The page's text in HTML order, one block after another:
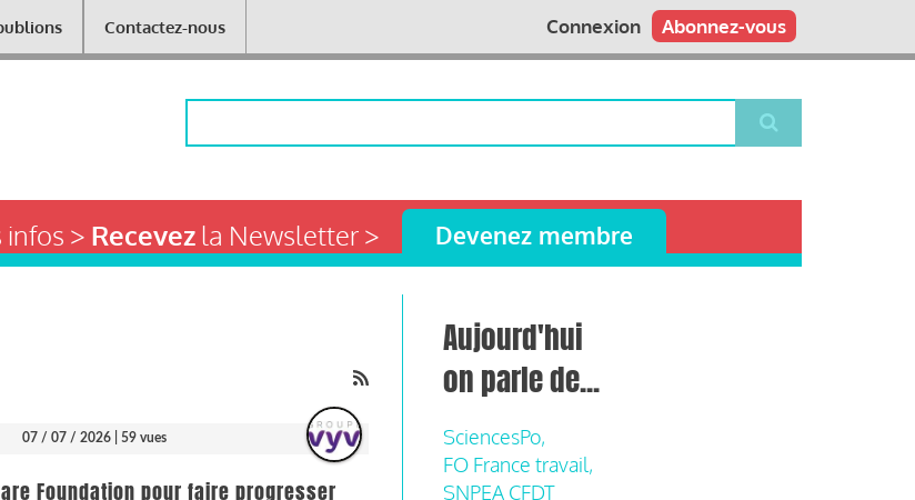
Contactez-nous Abonnez-vous
Connexion
> Recevezla Newsletter > Devenez membre
07 / 07 / 2026 | 59 vues
Foundation pour faire progresser
Aujourd'hui
on parle de...
SciencesPo,
FO France travail,
SNPEA CFDT